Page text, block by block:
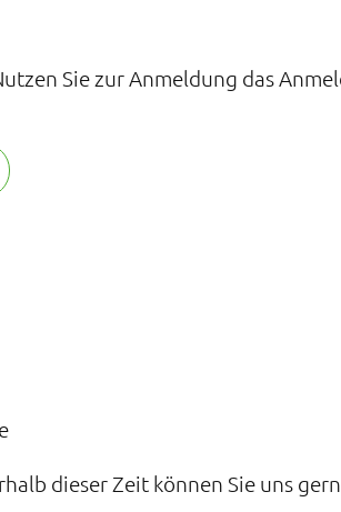
Sie zur Anmeldung das
dieser Zeit können Sie uns